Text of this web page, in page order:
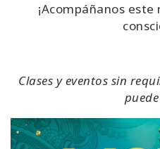
¡Acompáñanos
Clases y eventos sin